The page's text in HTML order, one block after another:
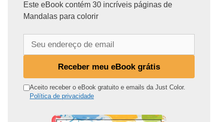
Este eBook contém 30 incríveis páginas de
Mandalas para colorir
n
Receber meu eBook grátis
Aceito receber o eBook gratuito e emails da Just Color.
Política de privacidade